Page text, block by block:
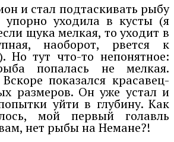
и стал подтаскивать рыбу
уходила в кусты (я
щука мелкая, то уходит в
наоборот, рвется к
Но тут что-то непонятное:
попалась не мелкая.
показался красавец-
размеров. Он уже устал и
уйти в глубину. Как
мой первый голавль
нет рыбы на Немане?!